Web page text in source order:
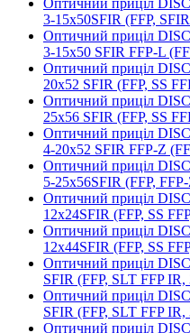
Оптичний приціл
3-15x50SFIR (FFP,
Оптичний приціл
3-15x50 SFIR FFP-L
Оптичний приціл
20x52 SFIR (FFP, SS
Оптичний приціл
25x56 SFIR (FFP, SS
Оптичний приціл
4-20x52 SFIR FFP-Z
Оптичний приціл
5-25x56SFIR (FFP,
Оптичний приціл
12x24SFIR (FFP, SS
Оптичний приціл
12x44SFIR (FFP, SS
Оптичний приціл
SFIR (FFP, SLT FFP
Оптичний приціл
SFIR (FFP, SLT FFP
Оптичний приціл